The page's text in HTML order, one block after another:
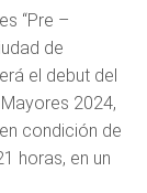
“Pre –
de
el debut del
2024,
condición de
horas, en un